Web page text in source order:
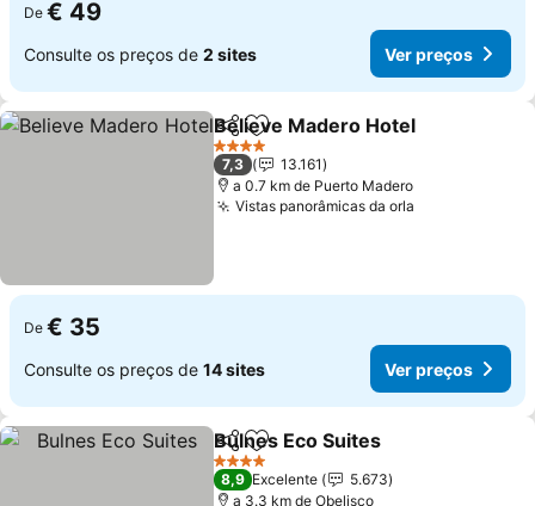
De € 49
Consulte os preços de 2 sites Ver preços
PartilharAdicionar aos favoritos
Believe Madero Hotel
4 Estrelas
7,3
13.161
a 0.7 km de Puerto Madero
Vistas panorâmicas da orla
De € 35
Consulte os preços de 14 sites Ver preços
PartilharAdicionar aos favoritos
Bulnes Eco Suites
4 Estrelas
8,9 Excelente
5.673
a 3.3 km de Obelisco